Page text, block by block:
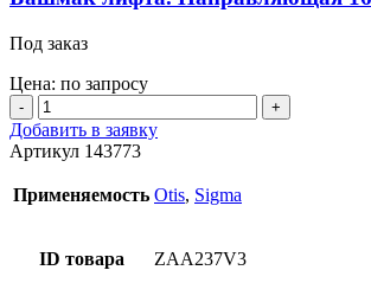
Под заказ
Цена: по запросу
Количество
товара
Башмак
лифта.
Направляющая
DIM2=118мм.
Добавить в заявку
Артикул 143773
Применяемость Otis, Sigma
ID товара ZAA237V3